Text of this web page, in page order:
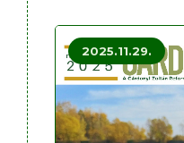
2025.11.29.